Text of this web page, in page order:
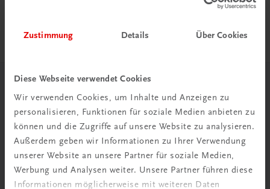
Zustimmung Details Über Cookies
Diese Webseite verwendet Cookies
Wir verwenden Cookies, um Inhalte und Anzeigen zu
personalisieren, Funktionen für soziale Medien anbieten zu
können und die Zugriffe auf unsere Website zu analysieren.
Außerdem geben wir Informationen zu Ihrer Verwendung
unserer Website an unsere Partner für soziale Medien,
Werbung und Analysen weiter. Unsere Partner führen diese
Informationen möglicherweise mit weiteren Daten
Herzlich willkommen bei TRAUNER!
Wir über uns